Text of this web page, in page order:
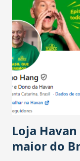
Salário para um
país tem a menor
Ainda segundo a
bares e
registraram
estabelecimentos
do observado no
novembro. Em
Loja
maior do